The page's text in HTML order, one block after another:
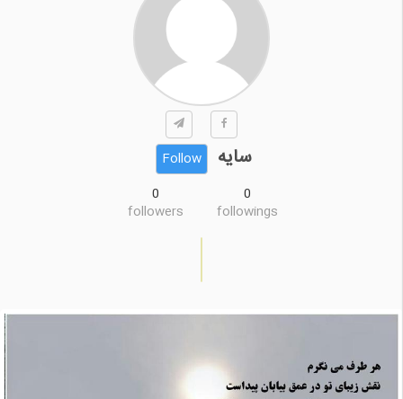
سایه
Follow
0
followings
0
followers